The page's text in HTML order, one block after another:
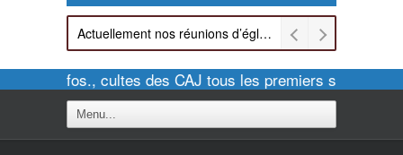
Actuellement nos réunions d’église sont retransmises sur ZOOM les dimanches à 11h et vendredis à 20h00
Pour infos., cultes des CAJ tous les premiers samedis